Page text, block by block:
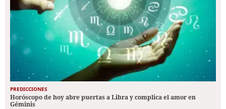
PREDICCIONES
Horóscopo de hoy abre puertas a Libra y complica el amor en
Géminis